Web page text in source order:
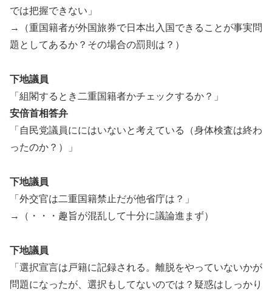
では把握できない」
→（重国籍者が外国旅券で日本出入国できることが事実問
題としてあるか？その場合の罰則は？）
下地議員
「組閣するとき二重国籍者かチェックするか？」
安倍首相答弁
「自民党議員ににはいないと考えている（身体検査は終わ
ったのか？）」
下地議員
「外交官は二重国籍禁止だが他省庁は？」
→（・・・趣旨が混乱して十分に議論進まず）
下地議員
「選択宣言は戸籍に記録される。離脱をやっていないかが
問題になったが、選択もしてないのでは？疑惑はしっかり